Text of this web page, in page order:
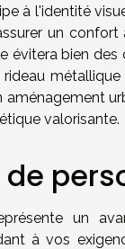
à l'identité
un
bien des
valorisante.
un
à vos